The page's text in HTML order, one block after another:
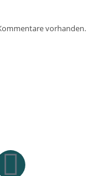
vorhanden.